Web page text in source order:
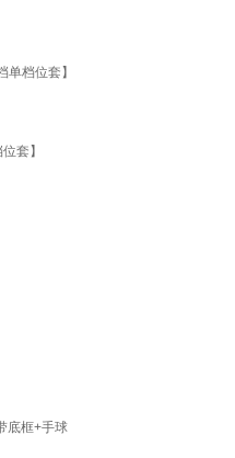
档位套】
套】
底框+手球